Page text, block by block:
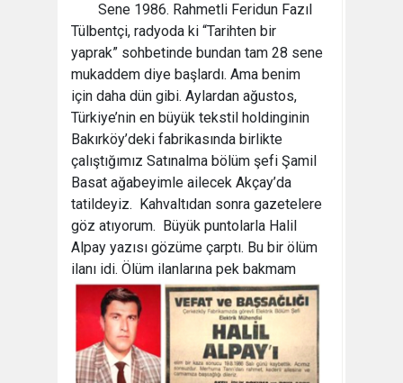
Sene 1986. Rahmetli Feridun Fazıl
Tülbentçi, radyoda ki “Tarihten bir
yaprak” sohbetinde bundan tam 28 sene
mukaddem diye başlardı. Ama benim
için daha dün gibi. Aylardan ağustos,
Türkiye’nin en büyük tekstil holdinginin
Bakırköy’deki fabrikasında birlikte
çalıştığımız Satınalma bölüm şefi Şamil
Basat ağabeyimle ailecek Akçay’da
tatildeyiz. Kahvaltıdan sonra gazetelere
göz atıyorum. Büyük puntolarla Halil
Alpay yazısı gözüme çarptı. Bu bir ölüm
ilanı idi. Ölüm ilanlarına pek bakmam